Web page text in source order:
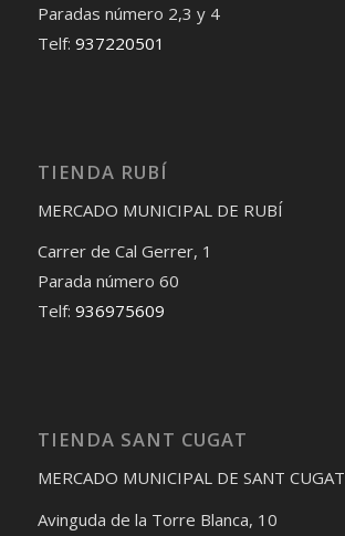
Paradas número 2,3 y 4
Telf: 937220501
TIENDA RUBÍ
MERCADO MUNICIPAL DE RUBÍ
Carrer de Cal Gerrer, 1
Parada número 60
Telf: 936975609
TIENDA SANT CUGAT
MERCADO MUNICIPAL DE SANT CUGAT
Avinguda de la Torre Blanca, 10